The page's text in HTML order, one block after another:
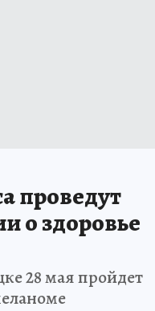
проведут
о здоровье
28 мая пройдет